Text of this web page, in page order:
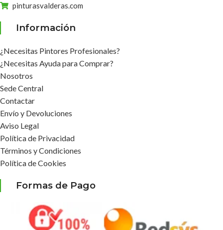
pinturasvalderas.com
Información
¿Necesitas Pintores Profesionales?
¿Necesitas Ayuda para Comprar?
Nosotros
Sede Central
Contactar
Envío y Devoluciones
Aviso Legal
Política de Privacidad
Términos y Condiciones
Política de Cookies
Formas de Pago